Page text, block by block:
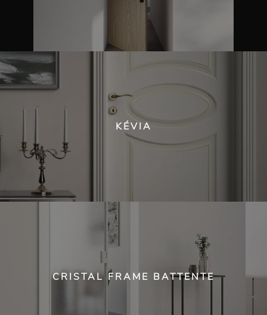
KÉVIA
CRISTAL FRAME BATTENTE